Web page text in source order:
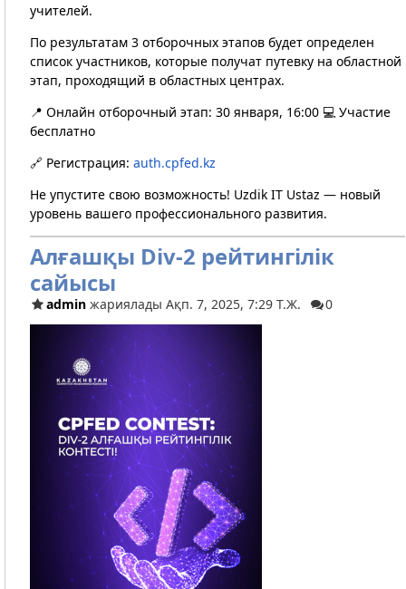
учителей.
По результатам 3 отборочных этапов будет определен
список участников, которые получат путевку на областной
этап, проходящий в областных центрах.
📍 Онлайн отборочный этап: 30 января, 16:00 💻 Участие
бесплатно
🔗 Регистрация: auth.cpfed.kz
Не упустите свою возможность! Uzdik IT Ustaz — новый
уровень вашего профессионального развития.
Алғашқы Div-2 рейтингілік
сайысы
admin жариялады Ақп. 7, 2025, 7:29 Т.Ж. 0